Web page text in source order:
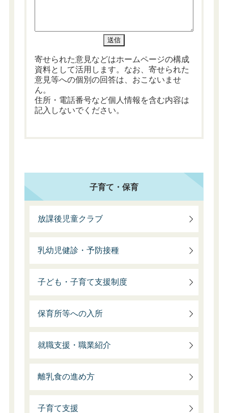
寄せられた意見などはホームページの構成
資料として活用します。なお、寄せられた
意見等への個別の回答は、おこないませ
ん。
住所・電話番号など個人情報を含む内容は
記入しないでください。
子育て・保育
放課後児童クラブ
乳幼児健診・予防接種
子ども・子育て支援制度
保育所等への入所
就職支援・職業紹介
離乳食の進め方
子育て支援